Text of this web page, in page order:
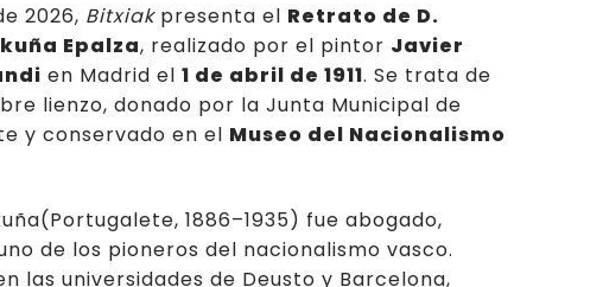
2026, Bitxiakpresenta el Retrato de D.
Epalza, realizado por el pintor Javier
en Madrid el 1 de abril de 1911. Se trata de
lienzo, donado por la Junta Municipal de
y conservado en el Museo del Nacionalismo
1886–1935) fue abogado,
de los pioneros del nacionalismo vasco.
las universidades de Deusto y Barcelona,